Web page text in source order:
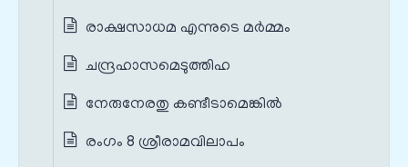
രാക്ഷസാധമ എന്നുടെ മര്‍മ്മം
ചന്ദ്രഹാസമെടുത്തിഹ
നേരുനേരതു കണ്ടീടാമെങ്കിൽ
രംഗം 8 ശ്രീരാമവിലാപം